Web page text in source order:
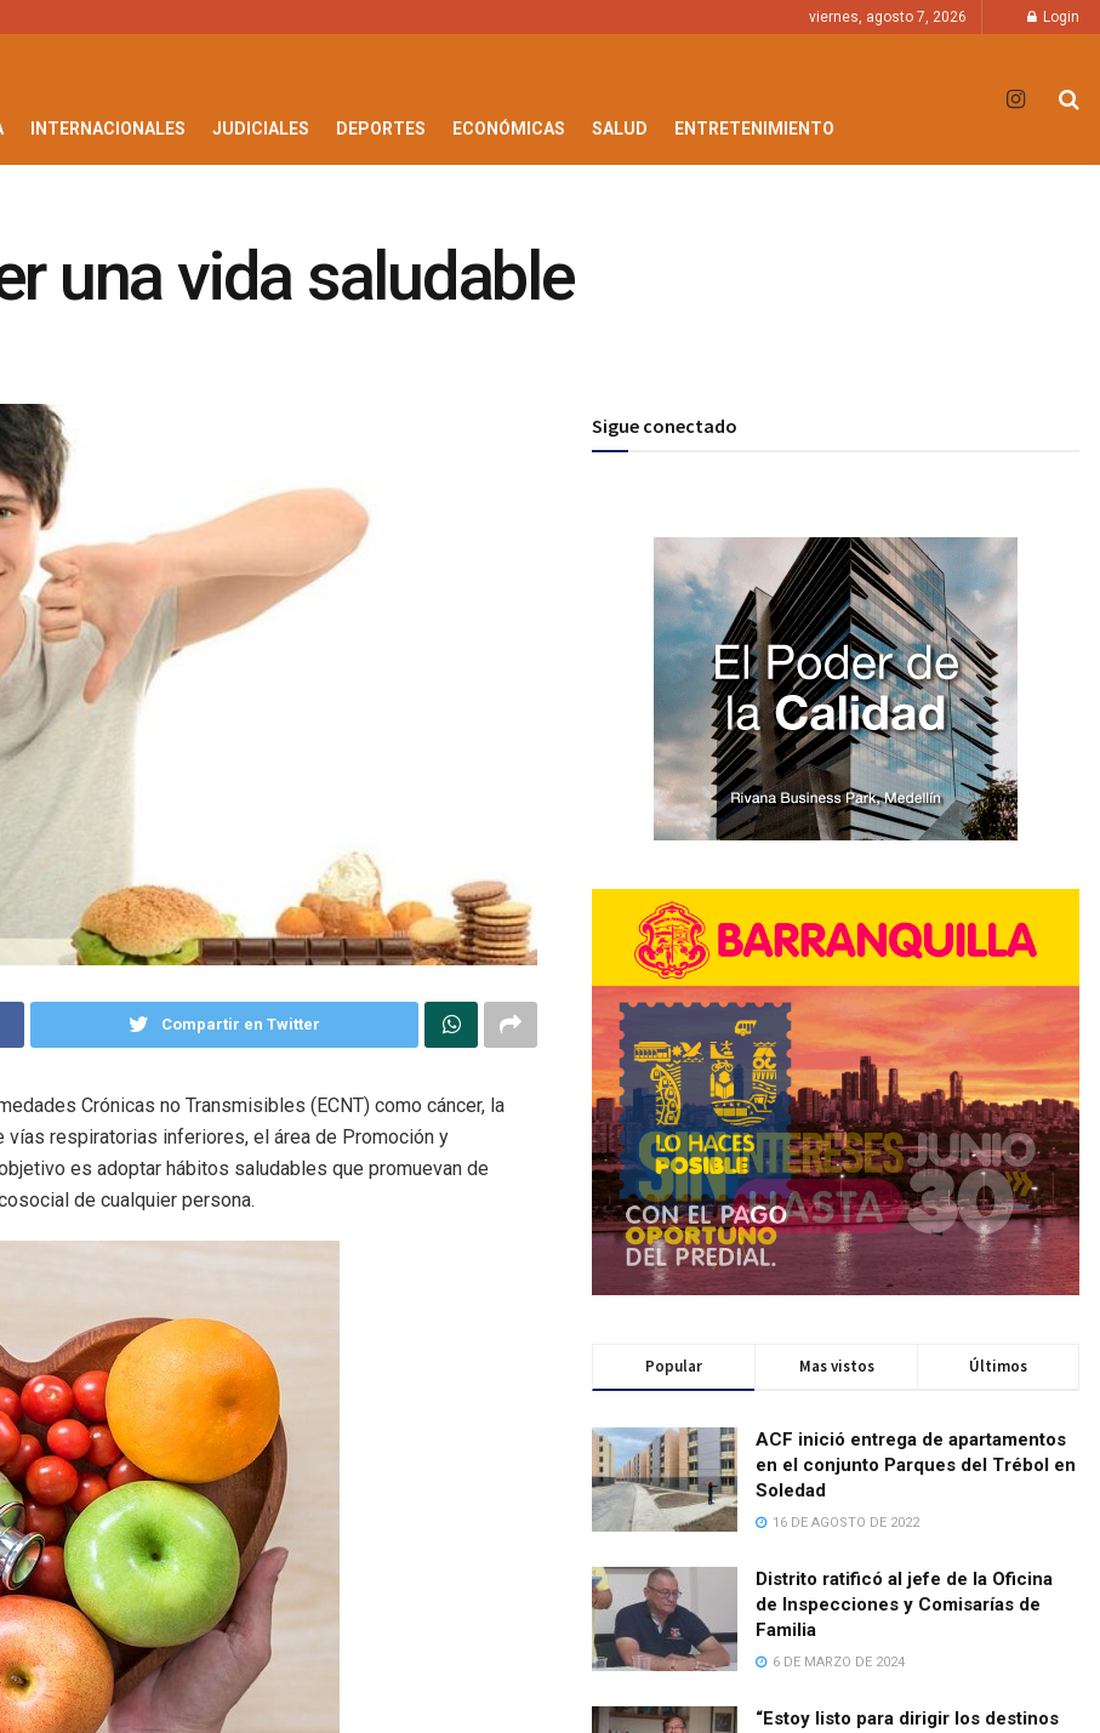
viernes, agosto 7, 2026 Login
INTERNACIONALES JUDICIALES DEPORTES ECONÓMICAS SALUD ENTRETENIMIENTO
una vida saludable
Compartir en Twitter
Crónicas no Transmisibles (ECNT) como cáncer, la
respiratorias inferiores, el área de Promoción y
es adoptar hábitos saludables que promuevan de
de cualquier persona.
Sigue conectado
Popular Mas vistos Últimos
ACF inició entrega de apartamentos
en el conjunto Parques del Trébol en
Soledad
16 DE AGOSTO DE 2022
Distrito ratificó al jefe de la Oficina
de Inspecciones y Comisarías de
Familia
6 DE MARZO DE 2024
“Estoy listo para dirigir los destinos